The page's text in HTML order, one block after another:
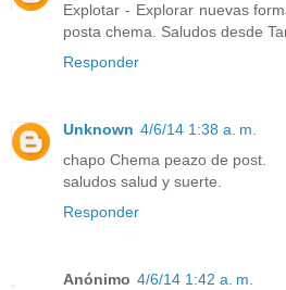
Explotar - Explorar nuevas
posta chema. Saludos desde
Responder
Unknown 4/6/14 1:38 a. m.
chapo Chema peazo de post.
saludos salud y suerte.
Responder
Anónimo 4/6/14 1:42 a. m.